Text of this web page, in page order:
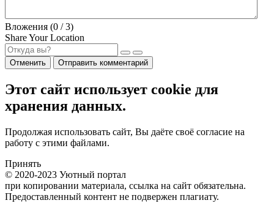
Вложения (0 / 3)
Share Your Location
Отменить Отправить комментарий
Этот сайт использует cookie для
хранения данных.
Продолжая использовать сайт, Вы даёте своё согласие на
работу с этими файлами.
Принять
© 2020-2023 Уютный портал
при копировании материала, ссылка на сайт обязательна.
Предоставленный контент не подвержен плагиату.